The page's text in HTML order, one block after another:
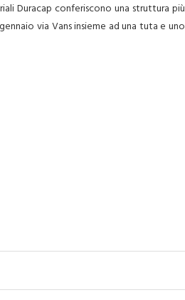
Duracap conferiscono una struttura più
via Vans insieme ad una tuta e uno